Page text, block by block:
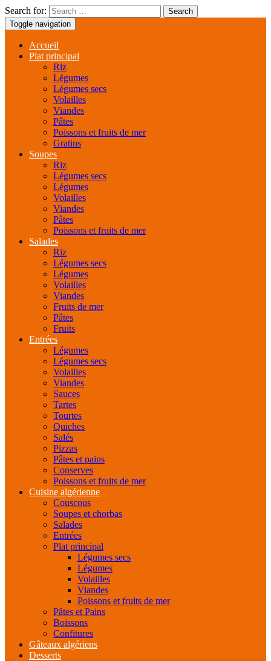
Search for:
Toggle navigation
Accueil
Plat principal
Riz
Légumes
Légumes secs
Volailles
Viandes
Pâtes
Poissons et fruits de mer
Gratins
Soupes
Riz
Légumes secs
Légumes
Volailles
Viandes
Pâtes
Poissons et fruits de mer
Salades
Riz
Légumes secs
Légumes
Volailles
Viandes
Fruits de mer
Pâtes
Fruits
Entrées
Légumes
Légumes secs
Volailles
Viandes
Sauces
Tartes
Tourtes
Quiches
Salés
Pizzas
Pâtes et pains
Conserves
Poissons et fruits de mer
Cuisine algérienne
Couscous
Soupes et chorbas
Salades
Entrées
Plat principal
Légumes secs
Légumes
Volailles
Viandes
Poissons et fruits de mer
Pâtes et Pains
Boissons
Confitures
Gâteaux algériens
Desserts